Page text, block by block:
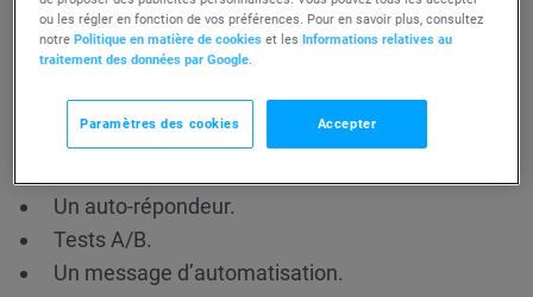
ouvert?
Un auto-répondeur.
Tests A/B.
Un message d’automatisation.
ou les régler en fonction de vos préférences. Pour en savoir plus, consultez
notrePolitique en matière de cookies et lesInformations relatives au
traitement des données par Google.
Paramètres des cookies Accepter